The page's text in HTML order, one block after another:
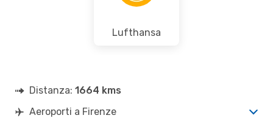
Lufthansa
Distanza: 1664 kms
Aeroporti a Firenze